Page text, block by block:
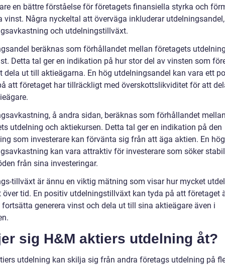
en bättre förståelse för företagets finansiella styrka och
vinst. Några nyckeltal att överväga inkluderar utdelningsandel,
och utdelningstillväxt.
beräknas som förhållandet mellan företagets
Detta tal ger en indikation på hur stor del av vinsten som
dela ut till aktieägarna. En hög utdelningsandel kan vara ett
att företaget har tillräckligt med överskottslikviditet för att
å andra sidan, beräknas som förhållandet
utdelning och aktiekursen. Detta tal ger en indikation på den
som investerare kan förvänta sig från att äga aktien. En hög
kan vara attraktiv för investerare som söker
från sina investeringar.
tillväxt är ännu en viktig mätning som visar hur mycket
över tid. En positiv utdelningstillväxt kan tyda på att företaget
generera vinst och dela ut till sina aktieägare även i
sig H&M aktiers utdelning åt?
utdelning kan skilja sig från andra företags utdelning på